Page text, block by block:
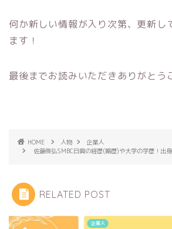
何か新しい情報が入り次第、更新し
ます！
最後までお読みいただきありがとう
HOME 人物
企業人
佐藤俊弘SMBC日興の経歴(略歴)や大学の学歴！出
RELATED POST
企業人